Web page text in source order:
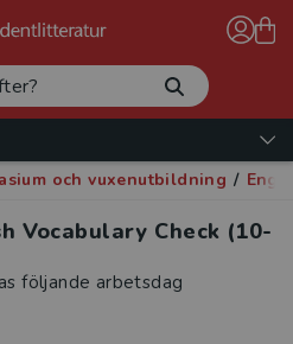
och vuxenutbildning /
Vocabulary Check (10-
följande arbetsdag